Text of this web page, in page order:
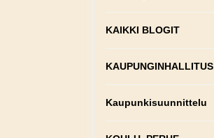
KAIKKI BLOGIT
KAUPUNGINHALLITUS
Kaupunkisuunnittelu